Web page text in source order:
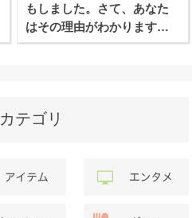
もしました。さて、あなた
はその理由がわかります
か？
カテゴリ